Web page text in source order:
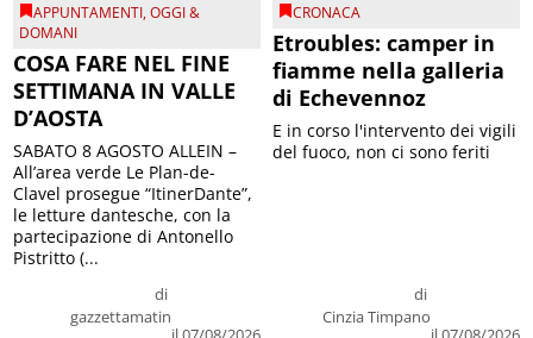
APPUNTAMENTI,OGGI &
DOMANI
COSA FARE NEL FINE
SETTIMANA IN VALLE
D’AOSTA
di
gazzettamatin
SABATO 8 AGOSTO ALLEIN –
All’area verde Le Plan-de-
Clavel prosegue “ItinerDante”,
le letture dantesche, con la
partecipazione di Antonello
Pistritto (...
CRONACA
Etroubles: camper in
fiamme nella galleria
di Echevennoz
di
Cinzia Timpano
E in corso l'intervento dei vigili
del fuoco, non ci sono feriti